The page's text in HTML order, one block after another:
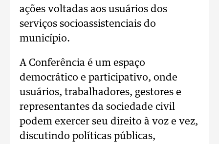
ações voltadas aos usuários dos
serviços socioassistenciais do
município.
A Conferência é um espaço
democrático e participativo, onde
usuários, trabalhadores, gestores e
representantes da sociedade civil
podem exercer seu direito à voz e vez,
discutindo políticas públicas,